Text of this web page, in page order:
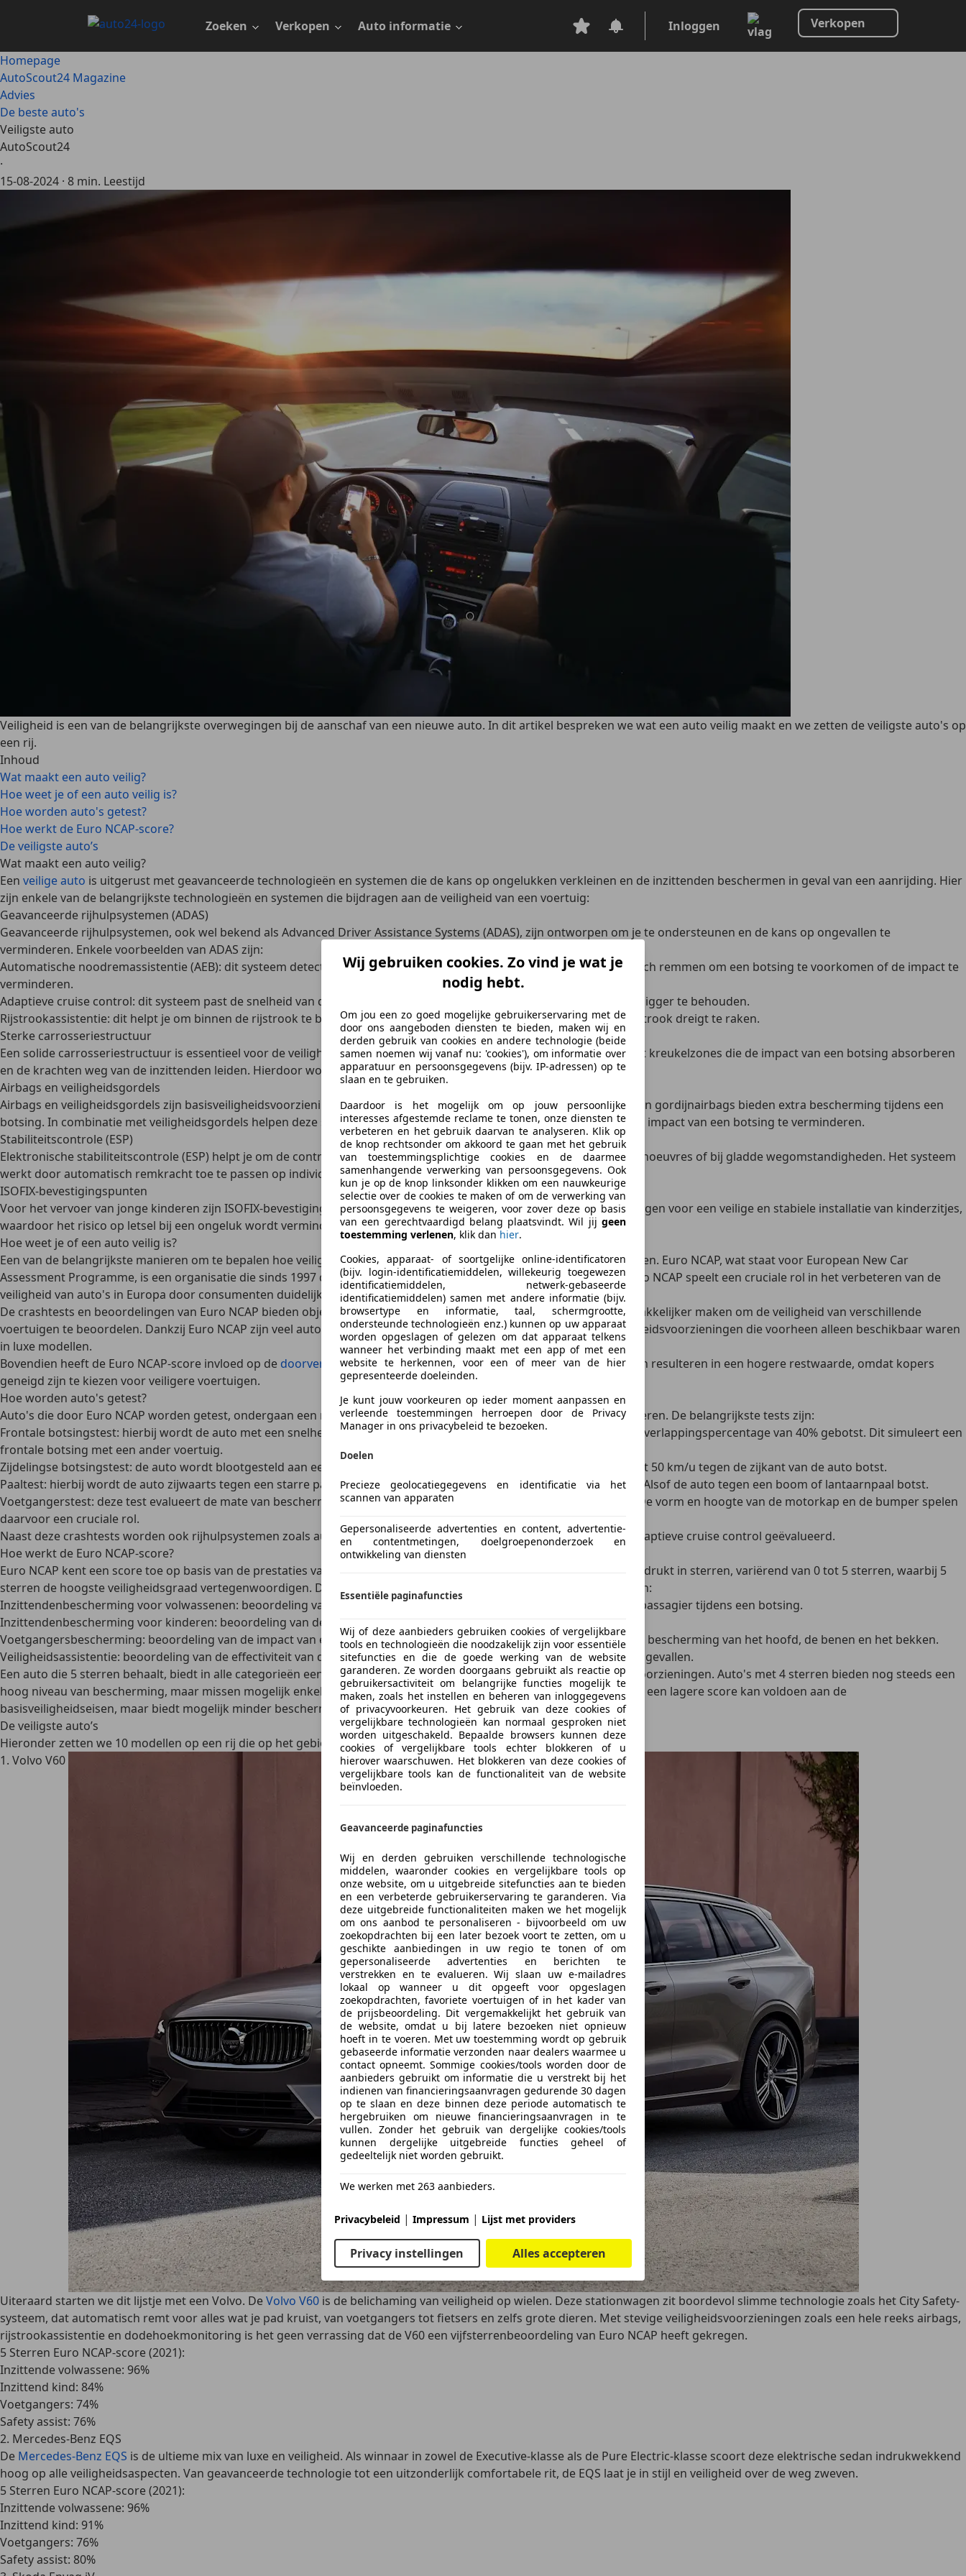
Zoeken Verkopen Auto informatie Inloggen Verkopen
Wij gebruiken cookies. Zo vind je wat je
nodig hebt.
Om jou een zo goed mogelijke gebruikerservaring met de
door ons aangeboden diensten te bieden, maken wij en
derden gebruik van cookies en andere technologie (beide
samen noemen wij vanaf nu: 'cookies'), om informatie over
apparatuur en persoonsgegevens (bijv. IP-adressen) op te
slaan en te gebruiken.
Daardoor is het mogelijk om op jouw persoonlijke
interesses afgestemde reclame te tonen, onze diensten te
verbeteren en het gebruik daarvan te analyseren. Klik op
de knop rechtsonder om akkoord te gaan met het gebruik
van toestemmingsplichtige cookies en de daarmee
samenhangende verwerking van persoonsgegevens. Ook
kun je op de knop linksonder klikken om een nauwkeurige
selectie over de cookies te maken of om de verwerking van
persoonsgegevens te weigeren, voor zover deze op basis
van een gerechtvaardigd belang plaatsvindt. Wil jij geen
toestemming verlenen, klik dan hier.
Cookies, apparaat- of soortgelijke online-identificatoren
(bijv. login-identificatiemiddelen, willekeurig toegewezen
identificatiemiddelen, netwerk-gebaseerde
identificatiemiddelen) samen met andere informatie (bijv.
browsertype en informatie, taal, schermgrootte,
ondersteunde technologieën enz.) kunnen op uw apparaat
worden opgeslagen of gelezen om dat apparaat telkens
wanneer het verbinding maakt met een app of met een
website te herkennen, voor een of meer van de hier
gepresenteerde doeleinden.
Je kunt jouw voorkeuren op ieder moment aanpassen en
verleende toestemmingen herroepen door de Privacy
Manager in ons privacybeleid te bezoeken.
Doelen
Precieze geolocatiegegevens en identificatie via het
scannen van apparaten
Gepersonaliseerde advertenties en content, advertentie-
en contentmetingen, doelgroepenonderzoek en
ontwikkeling van diensten
Essentiële paginafuncties
Wij of deze aanbieders gebruiken cookies of vergelijkbare
tools en technologieën die noodzakelijk zijn voor essentiële
sitefuncties en die de goede werking van de website
garanderen. Ze worden doorgaans gebruikt als reactie op
gebruikersactiviteit om belangrijke functies mogelijk te
maken, zoals het instellen en beheren van inloggegevens
of privacyvoorkeuren. Het gebruik van deze cookies of
vergelijkbare technologieën kan normaal gesproken niet
worden uitgeschakeld. Bepaalde browsers kunnen deze
cookies of vergelijkbare tools echter blokkeren of u
hierover waarschuwen. Het blokkeren van deze cookies of
vergelijkbare tools kan de functionaliteit van de website
beïnvloeden.
Geavanceerde paginafuncties
Wij en derden gebruiken verschillende technologische
middelen, waaronder cookies en vergelijkbare tools op
onze website, om u uitgebreide sitefuncties aan te bieden
en een verbeterde gebruikerservaring te garanderen. Via
deze uitgebreide functionaliteiten maken we het mogelijk
om ons aanbod te personaliseren - bijvoorbeeld om uw
zoekopdrachten bij een later bezoek voort te zetten, om u
geschikte aanbiedingen in uw regio te tonen of om
gepersonaliseerde advertenties en berichten te
verstrekken en te evalueren. Wij slaan uw e-mailadres
lokaal op wanneer u dit opgeeft voor opgeslagen
zoekopdrachten, favoriete voertuigen of in het kader van
de prijsbeoordeling. Dit vergemakkelijkt het gebruik van
de website, omdat u bij latere bezoeken niet opnieuw
hoeft in te voeren. Met uw toestemming wordt op gebruik
gebaseerde informatie verzonden naar dealers waarmee u
contact opneemt. Sommige cookies/tools worden door de
aanbieders gebruikt om informatie die u verstrekt bij het
indienen van financieringsaanvragen gedurende 30 dagen
op te slaan en deze binnen deze periode automatisch te
hergebruiken om nieuwe financieringsaanvragen in te
vullen. Zonder het gebruik van dergelijke cookies/tools
kunnen dergelijke uitgebreide functies geheel of
gedeeltelijk niet worden gebruikt.
We werken met 263 aanbieders.
Privacybeleid | Impressum | Lijst met providers
Privacy instellingen Alles accepteren
Homepage
AutoScout24 Magazine
Advies
De beste auto's
Veiligste auto
AutoScout24
·
15-08-2024 · 8 min. Leestijd
Veiligheid is een van de belangrijkste overwegingen bij de aanschaf van een nieuwe auto. In dit artikel bespreken we wat een auto veilig maakt en we zetten de veiligste auto's op
een rij.
Inhoud
Wat maakt een auto veilig?
Hoe weet je of een auto veilig is?
Hoe worden auto's getest?
Hoe werkt de Euro NCAP-score?
De veiligste auto’s
Wat maakt een auto veilig?
Een veilige auto is uitgerust met geavanceerde technologieën en systemen die de kans op ongelukken verkleinen en de inzittenden beschermen in geval van een aanrijding. Hier
zijn enkele van de belangrijkste technologieën en systemen die bijdragen aan de veiligheid van een voertuig:
Geavanceerde rijhulpsystemen (ADAS)
Geavanceerde rijhulpsystemen, ook wel bekend als Advanced Driver Assistance Systems (ADAS), zijn ontworpen om je te ondersteunen en de kans op ongevallen te
verminderen. Enkele voorbeelden van ADAS zijn:
Automatische noodremassistentie (AEB): dit systeem detecteert obstakels voor de auto en kan indien nodig automatisch remmen om een botsing te voorkomen of de impact te
verminderen.
Adaptieve cruise control: dit systeem past de snelheid van de auto automatisch aan om een veilige afstand tot de voorligger te behouden.
Rijstrookassistentie: dit helpt je om binnen de rijstrook te blijven door actief in te grijpen als je onbedoeld buiten je rijstrook dreigt te raken.
Sterke carrosseriestructuur
Een solide carrosseriestructuur is essentieel voor de veiligheid van de inzittenden. Moderne auto's zijn ontworpen met kreukelzones die de impact van een botsing absorberen
en de krachten weg van de inzittenden leiden. Hierdoor wordt het risico op ernstig letsel bij een ongeval verminderd.
Airbags en veiligheidsgordels
Airbags en veiligheidsgordels zijn basisveiligheidsvoorzieningen die in elke moderne auto aanwezig zijn.Frontale, zij- en gordijnairbags bieden extra bescherming tijdens een
botsing. In combinatie met veiligheidsgordels helpen deze systemen om de inzittenden op hun plaats te houden en de impact van een botsing te verminderen.
Stabiliteitscontrole (ESP)
Elektronische stabiliteitscontrole (ESP) helpt je om de controle over de auto te behouden tijdens plotselinge uitwijkmanoeuvres of bij gladde wegomstandigheden. Het systeem
werkt door automatisch remkracht toe te passen op individuele wielen om de auto op koers te houden.
ISOFIX-bevestigingspunten
Voor het vervoer van jonge kinderen zijn ISOFIX-bevestigingspuntenvan cruciaal belang. Deze bevestigingspunten zorgen voor een veilige en stabiele installatie van kinderzitjes,
waardoor het risico op letsel bij een ongeluk wordt verminderd.
Hoe weet je of een auto veilig is?
Een van de belangrijkste manieren om te bepalen hoe veilig een auto is, is door naar de Euro NCAP-beoordeling te kijken. Euro NCAP, wat staat voor European New Car
Assessment Programme, is een organisatie die sinds 1997 de veiligheid van nieuwe voertuigen test en beoordeelt. Euro NCAP speelt een cruciale rol in het verbeteren van de
veiligheid van auto's in Europa door consumenten duidelijke en objectieve informatie te geven.
De crashtests en beoordelingen van Euro NCAP bieden objectieve en vergelijkbare gegevens
die het voor kopers gemakkelijker maken om de veiligheid van verschillende
voertuigen te beoordelen. Dankzij Euro NCAP zijn veel autofabrikanten begonnen met het standaardiseren van veiligheidsvoorzieningen die voorheen alleen beschikbaar waren
in luxe modellen.
Bovendien heeft de Euro NCAP-score invloed op de doorverkoopwaardevan een auto. Een hogere veiligheidsscore kan resulteren in een hogere restwaarde, omdat kopers
geneigd zijn te kiezen voor veiligere voertuigen.
Hoe worden auto's getest?
Auto's die door Euro NCAP worden getest, ondergaan een reeks crashtests die verschillende soorten botsingen simuleren. De belangrijkste tests zijn:
Frontale botsingstest: hierbij wordt de auto met een snelheid van 64 km/u tegen een verplaatsbare barrière met een overlappingspercentage van 40% gebotst. Dit simuleert een
frontale botsing met een ander voertuig.
Zijdelingse botsingstest: de auto wordt blootgesteld aan een botsing van opzij door een verplaatsbare barrière die met 50 km/u tegen de zijkant van de auto botst.
Paaltest: hierbij wordt de auto zijwaarts tegen een starre paal gebotst, wat een ernstige zijdelingse botsing simuleert. Alsof de auto tegen een boom of lantaarnpaal botst.
Voetgangerstest: deze test evalueert de mate van bescherming die de auto biedt aan voetgangers bij een aanrijding. De vorm en hoogte van de motorkap en de bumper spelen
daarvoor een cruciale rol.
Naast deze crashtests worden ook rijhulpsystemen zoals automatische noodremassistentie, rijstrookassistentie en adaptieve cruise control geëvalueerd.
Hoe werkt de Euro NCAP-score?
Euro NCAP kent een score toe op basis van de prestaties van de auto in de verschillende tests. De scores worden uitgedrukt in sterren, variërend van 0 tot 5 sterren, waarbij 5
sterren de hoogste veiligheidsgraad vertegenwoordigen. De score wordt berekend op basis van vier hoofdcategorieën:
Inzittendenbescherming voor volwassenen: beoordeling van de mate van bescherming van de bestuurder en de voorpassagier tijdens een botsing.
Inzittendenbescherming voor kinderen: beoordeling van de mate van bescherming van kinderen in kinderzitjes.
Voetgangersbescherming: beoordeling van de impact van een botsing met een voetganger, waarbij de focus ligt op de bescherming van het hoofd, de benen en het bekken.
Veiligheidsassistentie: beoordeling van de effectiviteit van de rijhulpsystemen die bijdragen aan het voorkomen van ongevallen.
Een auto die 5 sterren behaalt, biedt in alle categorieën een hoge score en is uitgerust met geavanceerde veiligheidsvoorzieningen. Auto's met 4 sterren bieden nog steeds een
hoog niveau van bescherming, maar missen mogelijk enkele van de meest geavanceerde technologieën. Een auto met een lagere score kan voldoen aan de
basisveiligheidseisen, maar biedt mogelijk minder bescherming in ernstige ongelukken.
De veiligste auto’s
Hieronder zetten we 10 modellen op een rij die op het gebied van veiligheid voorop lopen.
1. Volvo V60
Uiteraard starten we dit lijstje met een Volvo. DeVolvo V60 is de belichaming van veiligheid op wielen. Deze stationwagen zit boordevol slimme technologie zoals het City Safety-
systeem, dat automatisch remt voor alles wat je pad kruist, van voetgangers tot fietsers en zelfs grote dieren. Met stevige veiligheidsvoorzieningen zoals een hele reeks airbags,
rijstrookassistentie en dodehoekmonitoring is het geen verrassing dat de V60 een vijfsterrenbeoordeling van Euro NCAP heeft gekregen.
5 Sterren Euro NCAP-score (2021):
Inzittende volwassene: 96%
Inzittend kind: 84%
Voetgangers: 74%
Safety assist: 76%
2. Mercedes-Benz EQS
De Mercedes-Benz EQS is de ultieme mix van luxe en veiligheid. Als winnaar in zowel de Executive-klasse als de Pure Electric-klasse scoort deze elektrische sedan indrukwekkend
hoog op alle veiligheidsaspecten. Van geavanceerde technologie tot een uitzonderlijk comfortabele rit, de EQS laat je in stijl en veiligheid over de weg zweven.
5 Sterren Euro NCAP-score (2021):
Inzittende volwassene: 96%
Inzittend kind: 91%
Voetgangers: 76%
Safety assist: 80%